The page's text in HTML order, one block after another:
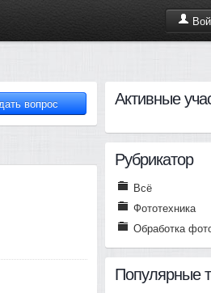
Активные
Рубрикатор
Всё
Фототехника
Обработка
Популярные